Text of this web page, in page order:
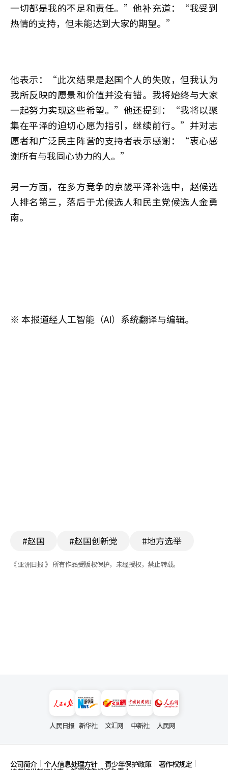
一切都是我的不足和责任。”他补充道：“我受到
热情的支持，但未能达到大家的期望。”
他表示：“此次结果是赵国个人的失败，但我认为
我所反映的愿景和价值并没有错。我将始终与大家
一起努力实现这些希望。”他还提到：“我将以聚
集在平泽的迫切心愿为指引，继续前行。”并对志
愿者和广泛民主阵营的支持者表示感谢：“衷心感
谢所有与我同心协力的人。”
另一方面，在多方竞争的京畿平泽补选中，赵候选
人排名第三，落后于尤候选人和民主党候选人金勇
南。
※ 本报道经人工智能（AI）系统翻译与编辑。
#赵国 #赵国创新党 #地方选举
《 亚洲日报 》 所有作品受版权保护，未经授权，禁止转载。
人民日报 新华社 文汇网 中新社 人民网
公司简介 个人信息处理方针 青少年保护政策 著作权规定